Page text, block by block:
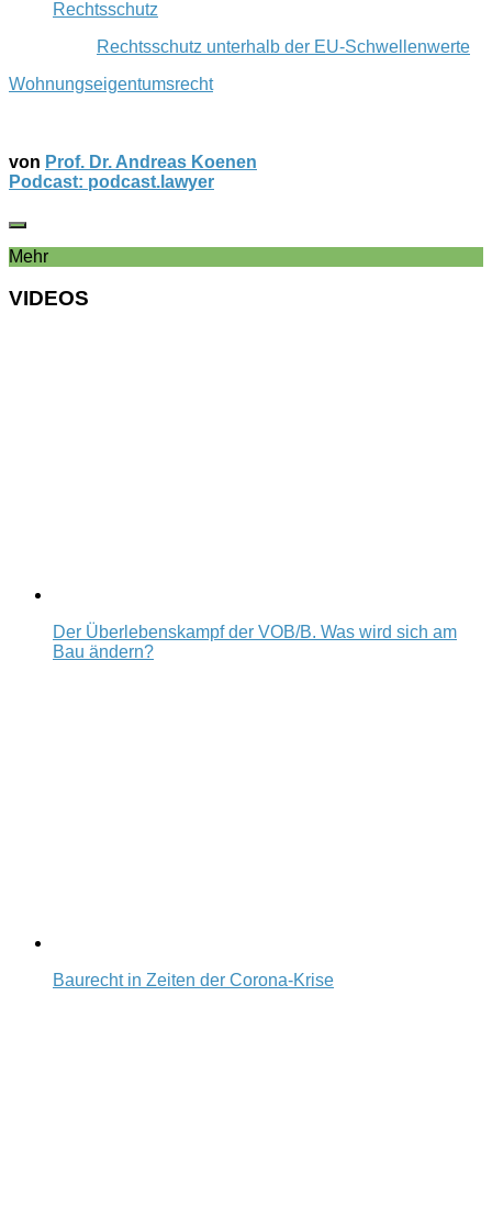
Rechtsschutz
Rechtsschutz unterhalb der EU-Schwellenwerte
Wohnungseigentumsrecht
von Prof. Dr. Andreas Koenen
Podcast: podcast.lawyer
Mehr
VIDEOS
Der Überlebenskampf der VOB/B. Was wird sich am
Bau ändern?
Baurecht in Zeiten der Corona-Krise